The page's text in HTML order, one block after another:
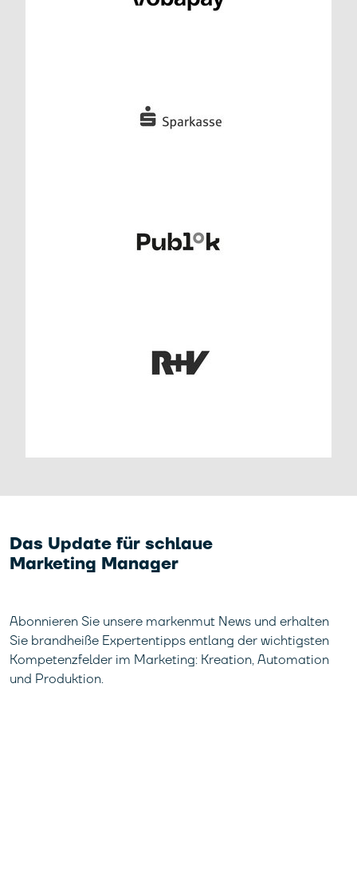
Das Update für schlaue
Marketing Manager
Abonnieren Sie unsere markenmut News und erhalten
Sie brandheiße Expertentipps entlang der wichtigsten
Kompetenzfelder im Marketing: Kreation, Automation
und Produktion.